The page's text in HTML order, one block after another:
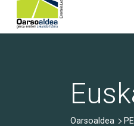
Oarsoaldea